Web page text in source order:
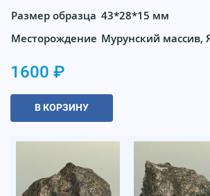
Размер образца 43*28*15 мм
Месторождение Мурунский массив,
1600 ₽
В КОРЗИНУ